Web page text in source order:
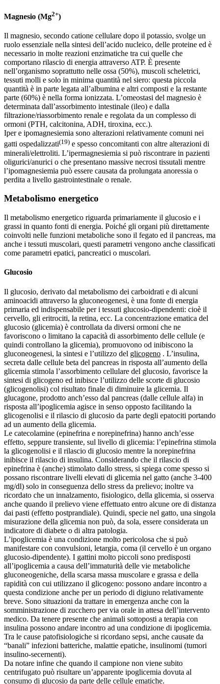
Magnesio (Mg2+)
Il magnesio, secondo catione cellulare dopo il potassio, svolge un
ruolo essenziale nella sintesi dell’acido nucleico, delle proteine ed è
necessario in molte reazioni enzimatiche tra cui quelle che
comportano rilascio di energia attraverso ATP. È presente
nell’organismo soprattutto nelle ossa (50%), muscoli scheletrici,
tessuti molli e solo in minima quantità nel siero: questa piccola
quantità è in parte legata all’albumina e altri composti e la restante
parte (60%) è nella forma ionizzata. L’omeostasi del magnesio è
determinata dall’assorbimento intestinale (ileo) e dalla
filtrazione/riassorbimento renale e regolata da un complesso di
ormoni (PTH, calcitonina, ADH, tiroxina, ecc.).
Iper e ipomagnesiemia sono alterazioni relativamente comuni nei
gatti ospedalizzati(19) e spesso concomitanti con altre alterazioni di
minerali/elettroliti. L’ipermagnesiemia si può riscontrare in pazienti
oligurici/anurici o che presentano massive necrosi tissutali mentre
l’ipomagnesiemia può essere causata da prolungata anoressia o
perdita a livello gastrointestinale o renale.
Metabolismo energetico
Il metabolismo energetico riguarda primariamente il glucosio e i
grassi in quanto fonti di energia. Poiché gli organi più direttamente
coinvolti nelle funzioni metaboliche sono il fegato ed il pancreas, ma
anche i tessuti muscolari, questi parametri vengono anche classificati
come parametri epatici, pancreatici o muscolari.
Glucosio
Il glucosio, derivato dal metabolismo dei carboidrati e di alcuni
aminoacidi attraverso la gluconeogenesi, è una fonte di energia
primaria ed indispensabile per i tessuti glucosio-dipendenti: cioè il
cervello, gli eritrociti, la retina, ecc. La concentrazione ematica del
glucosio (glicemia) è controllata da diversi ormoni che ne
favoriscono o limitano la capacità di assorbimento delle cellule (e
quindi controllano la glicemia), promuovono od inibiscono la
gluconeogenesi, la sintesi e l’utilizzo del glicogeno . L’insulina,
secreta dalle cellule beta del pancreas in risposta all’aumento della
glicemia stimola l’assorbimento cellulare del glucosio, favorisce la
sintesi di glicogeno ed inibisce l’utilizzo delle scorte di glucosio
(glicogenolisi) col risultato finale di diminuire la glicemia. Il
glucagone, prodotto anch’esso dal pancreas (dalle cellule alfa) in
risposta all’ipoglicemia agisce in senso opposto facilitando la
glicogenolisi e il rilascio di glucosio da parte degli epatociti portando
ad un aumento della glicemia.
Le catecolamine (epinefrina e norepinefrina) hanno anch’esse
effetto, seppure transiente, sul livello di glicemia: l’epinefrina stimola
la glicogenolisi e il rilascio di glucosio mentre la norepinefrina
inibisce il rilascio di insulina. Considerando che il rilascio di
epinefrina è (anche) stimolato dallo stress, si spiega come spesso si
possano riscontrare livelli elevati di glicemia nel gatto (anche 3-400
mg/dl) solo in conseguenza dello stress da prelievo; inoltre va
ricordato che un innalzamento, fisiologico, della glicemia, si osserva
anche quando il prelievo viene effettuato entro alcune ore di distanza
dai pasti (effetto postprandiale). Quindi, specie nel gatto, una singola
misurazione della glicemia non può, da sola, essere considerata un
indicatore di diabete o di altra patologia.
L’ipoglicemia è una condizione molto pericolosa che si può
manifestare con convulsioni, letargia, coma (il cervello è un organo
glucosio-dipendente). I gattini molto piccoli sono predisposti
all’ipoglicemia a causa dell’immaturità delle vie metaboliche
gluconeogeniche, della scarsa massa muscolare e grassa e della
rapidità con cui utilizzano il glicogeno: possono andare incontro a
questa condizione anche per un periodo di digiuno relativamente
breve. Sono situazioni da trattare in emergenza anche con la
somministrazione di zucchero per via orale in attesa dell’intervento
medico. Da tenere presente che animali sottoposti a terapia con
insulina possono andare incontro ad una condizione di ipoglicemia.
Tra le cause patofisiologiche si ricordano sepsi, anche causate da
“banali” infezioni batteriche, malattie epatiche, insulinomi (tumori
insulino-secernenti).
Da notare infine che quando il campione non viene subito
centrifugato può risultare un’apparente ipoglicemia dovuta al
consumo di glucosio da parte delle cellule ematiche.